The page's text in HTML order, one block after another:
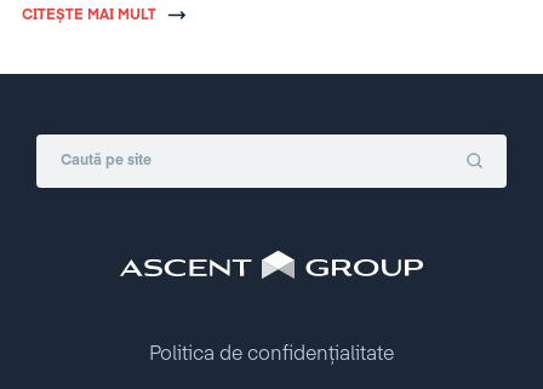
CITEȘTE MAI MULT
Politica de confidențialitate